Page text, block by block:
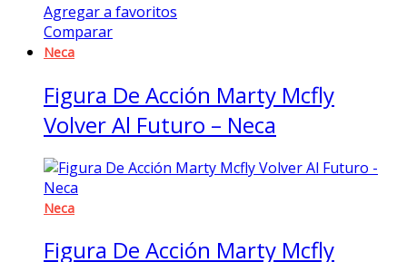
Agregar a favoritos
Comparar
Neca
Figura De Acción Marty Mcfly
Volver Al Futuro – Neca
Neca
Figura De Acción Marty Mcfly